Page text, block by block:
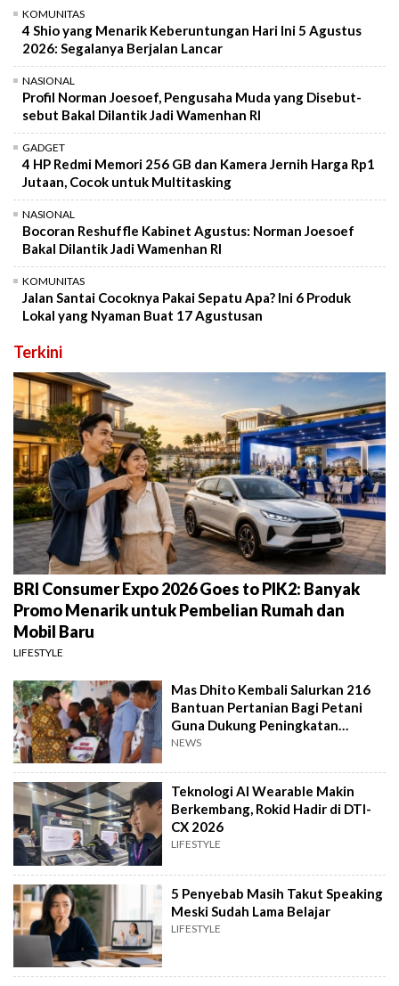
KOMUNITAS
4 Shio yang Menarik Keberuntungan Hari Ini 5 Agustus
2026: Segalanya Berjalan Lancar
NASIONAL
Profil Norman Joesoef, Pengusaha Muda yang Disebut-
sebut Bakal Dilantik Jadi Wamenhan RI
GADGET
4 HP Redmi Memori 256 GB dan Kamera Jernih Harga Rp1
Jutaan, Cocok untuk Multitasking
NASIONAL
Bocoran Reshuffle Kabinet Agustus: Norman Joesoef
Bakal Dilantik Jadi Wamenhan RI
KOMUNITAS
Jalan Santai Cocoknya Pakai Sepatu Apa? Ini 6 Produk
Lokal yang Nyaman Buat 17 Agustusan
Terkini
BRI Consumer Expo 2026 Goes to PIK2: Banyak
Promo Menarik untuk Pembelian Rumah dan
Mobil Baru
LIFESTYLE
Mas Dhito Kembali Salurkan 216
Bantuan Pertanian Bagi Petani
Guna Dukung Peningkatan
Produksi
NEWS
Teknologi AI Wearable Makin
Berkembang, Rokid Hadir di DTI-
CX 2026
LIFESTYLE
5 Penyebab Masih Takut Speaking
Meski Sudah Lama Belajar
LIFESTYLE